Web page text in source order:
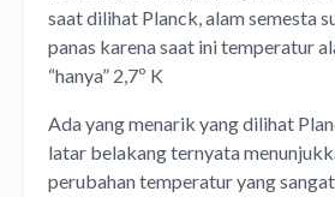
saat dilihat Planck, alam semesta
panas karena saat ini temperatur
“hanya” 2,7º K
Ada yang menarik yang dilihat
latar belakang ternyata
perubahan temperatur yang